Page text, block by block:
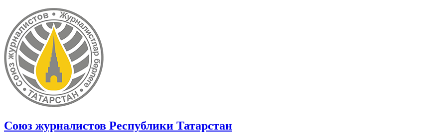
Союз журналистов Республики Татарстан